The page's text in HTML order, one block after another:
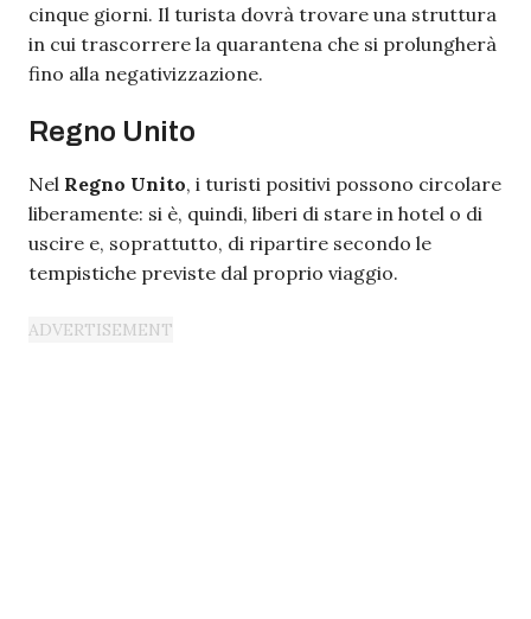
cinque giorni. Il turista dovrà trovare una struttura
in cui trascorrere la quarantena che si prolungherà
fino alla negativizzazione.
Regno Unito
Nel Regno Unito, i turisti positivi possono circolare
liberamente: si è, quindi, liberi di stare in hotel o di
uscire e, soprattutto, di ripartire secondo le
tempistiche previste dal proprio viaggio.